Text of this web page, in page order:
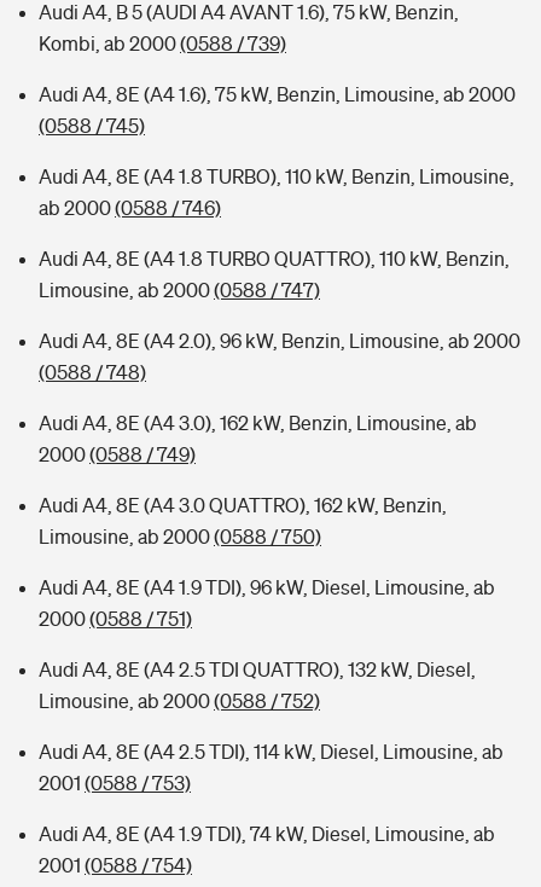
Audi A4, B 5 (AUDI A4 AVANT 1.6), 75 kW, Benzin,
Kombi, ab 2000(0588 / 739)
Audi A4, 8E (A4 1.6), 75 kW, Benzin, Limousine, ab 2000
(0588 / 745)
Audi A4, 8E (A4 1.8 TURBO), 110 kW, Benzin, Limousine,
ab 2000(0588 / 746)
Audi A4, 8E (A4 1.8 TURBO QUATTRO), 110 kW, Benzin,
Limousine, ab 2000(0588 / 747)
Audi A4, 8E (A4 2.0), 96 kW, Benzin, Limousine, ab 2000
(0588 / 748)
Audi A4, 8E (A4 3.0), 162 kW, Benzin, Limousine, ab
2000(0588 / 749)
Audi A4, 8E (A4 3.0 QUATTRO), 162 kW, Benzin,
Limousine, ab 2000(0588 / 750)
Audi A4, 8E (A4 1.9 TDI), 96 kW, Diesel, Limousine, ab
2000(0588 / 751)
Audi A4, 8E (A4 2.5 TDI QUATTRO), 132 kW, Diesel,
Limousine, ab 2000(0588 / 752)
Audi A4, 8E (A4 2.5 TDI), 114 kW, Diesel, Limousine, ab
2001 (0588 / 753)
Audi A4, 8E (A4 1.9 TDI), 74 kW, Diesel, Limousine, ab
2001 (0588 / 754)